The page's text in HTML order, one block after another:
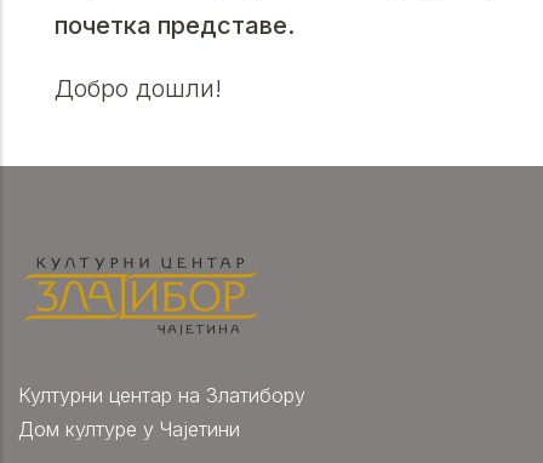
почетка представе.
Добро дошли!
Културни центар на Златибору
Дом културе у Чајетини